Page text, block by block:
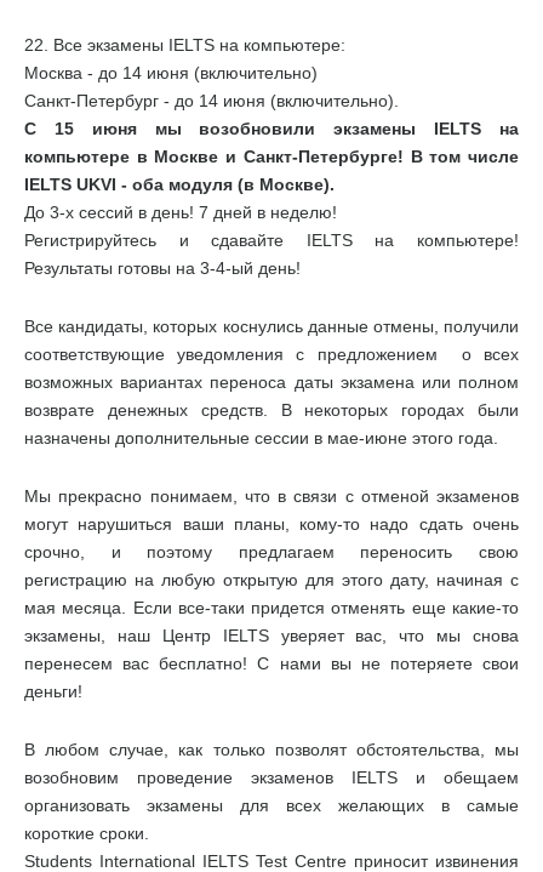
22. Все экзамены IELTS на компьютере:
Москва - до 14 июня (включительно)
Санкт-Петербург - до 14 июня (включительно).
С 15 июня мы возобновили экзамены IELTS на
компьютере в Москве и Санкт-Петербурге! В том числе
IELTS UKVI - оба модуля (в Москве).
До 3-х сессий в день! 7 дней в неделю!
Регистрируйтесь и сдавайте IELTS на компьютере!
Результаты готовы на 3-4-ый день!
Все кандидаты, которых коснулись данные отмены, получили
соответствующие уведомления с предложением о всех
возможных вариантах переноса даты экзамена или полном
возврате денежных средств. В некоторых городах были
назначены дополнительные сессии в мае-июне этого года.
Мы прекрасно понимаем, что в связи с отменой экзаменов
могут нарушиться ваши планы, кому-то надо сдать очень
срочно, и поэтому предлагаем переносить свою
регистрацию на любую открытую для этого дату, начиная с
мая месяца. Если все-таки придется отменять еще какие-то
экзамены, наш Центр IELTS уверяет вас, что мы снова
перенесем вас бесплатно! С нами вы не потеряете свои
деньги!
В любом случае, как только позволят обстоятельства, мы
возобновим проведение экзаменов IELTS и обещаем
организовать экзамены для всех желающих в самые
короткие сроки.
Students International IELTS Test Centre приносит извинения